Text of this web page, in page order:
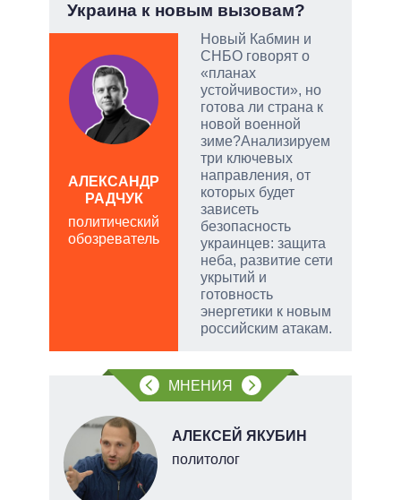
Украина к новым вызовам?
Новый Кабмин и
СНБО говорят о
«планах
устойчивости», но
готова ли страна к
новой военной
зиме?Анализируем
три ключевых
направления, от
которых будет
зависеть
безопасность
украинцев: защита
неба, развитие сети
укрытий и
готовность
энергетики к новым
российским атакам.
АЛЕКСАНДР
РАДЧУК
политический
обозреватель
МНЕНИЯ
АЛЕКСЕЙ ЯКУБИН
политолог